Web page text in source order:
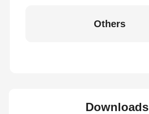
Others
Downloads